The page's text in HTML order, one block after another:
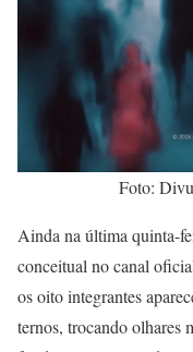
Foto:
Ainda na última quinta-
conceitual no canal
os oito integrantes
ternos, trocando olhares